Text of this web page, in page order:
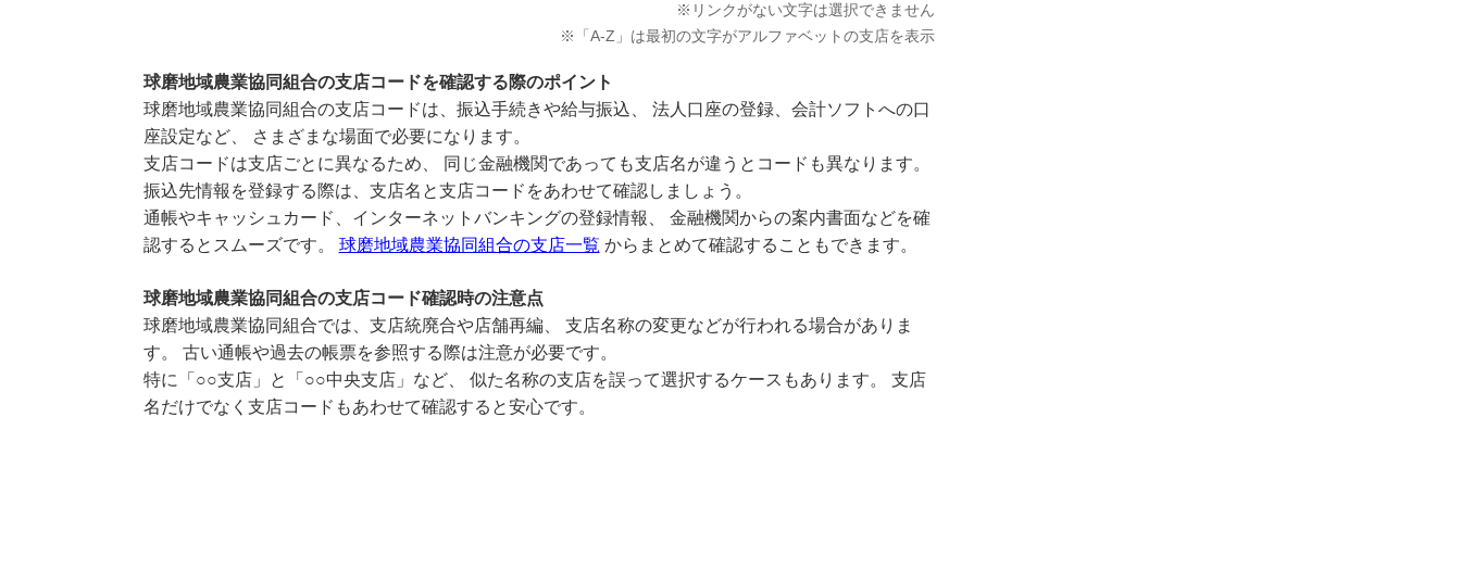
※リンクがない文字は選択できません
※「A-Z」は最初の文字がアルファベットの支店を表示
球磨地域農業協同組合の支店コードを確認する際のポイント
球磨地域農業協同組合の支店コードは、振込手続きや給与振込、 法人口座の登録、会計ソフトへの口
座設定など、 さまざまな場面で必要になります。
支店コードは支店ごとに異なるため、 同じ金融機関であっても支店名が違うとコードも異なります。
振込先情報を登録する際は、支店名と支店コードをあわせて確認しましょう。
通帳やキャッシュカード、インターネットバンキングの登録情報、 金融機関からの案内書面などを確
認するとスムーズです。 球磨地域農業協同組合の支店一覧 からまとめて確認することもできます。
球磨地域農業協同組合の支店コード確認時の注意点
球磨地域農業協同組合では、支店統廃合や店舗再編、 支店名称の変更などが行われる場合がありま
す。 古い通帳や過去の帳票を参照する際は注意が必要です。
特に「○○支店」と「○○中央支店」など、 似た名称の支店を誤って選択するケースもあります。 支店
名だけでなく支店コードもあわせて確認すると安心です。